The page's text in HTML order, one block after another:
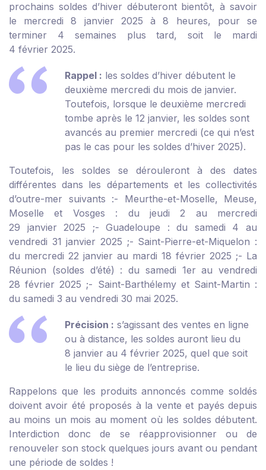
prochains soldes d’hiver débuteront bientôt, à savoir
le mercredi 8 janvier 2025 à 8 heures, pour se
terminer 4 semaines plus tard, soit le mardi
4 février 2025.
Rappel : les soldes d’hiver débutent le
deuxième mercredi du mois de janvier.
Toutefois, lorsque le deuxième mercredi
tombe après le 12 janvier, les soldes sont
avancés au premier mercredi (ce qui n’est
pas le cas pour les soldes d’hiver 2025).
Toutefois, les soldes se dérouleront à des dates
différentes dans les départements et les collectivités
d’outre-mer suivants :- Meurthe-et-Moselle, Meuse,
Moselle et Vosges : du jeudi 2 au mercredi
29 janvier 2025 ;- Guadeloupe : du samedi 4 au
vendredi 31 janvier 2025 ;- Saint-Pierre-et-Miquelon :
du mercredi 22 janvier au mardi 18 février 2025 ;- La
Réunion (soldes d’été) : du samedi 1er au vendredi
28 février 2025 ;- Saint-Barthélemy et Saint-Martin :
du samedi 3 au vendredi 30 mai 2025.
Précision : s’agissant des ventes en ligne
ou à distance, les soldes auront lieu du
8 janvier au 4 février 2025, quel que soit
le lieu du siège de l’entreprise.
Rappelons que les produits annoncés comme soldés
doivent avoir été proposés à la vente et payés depuis
au moins un mois au moment où les soldes débutent.
Interdiction donc de se réapprovisionner ou de
renouveler son stock quelques jours avant ou pendant
une période de soldes !